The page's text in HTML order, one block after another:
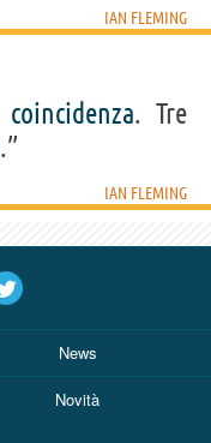
IAN FLEMING
coincidenza. Tre
.”
IAN FLEMING
News
Novità